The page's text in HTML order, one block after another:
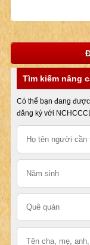
Tìm kiếm nâng
Có thể bạn đang
đăng ký với